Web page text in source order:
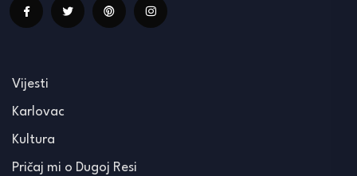
Vijesti
Karlovac
Kultura
Pričaj mi o Dugoj Resi